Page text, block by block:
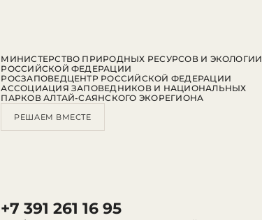
+7 391 261 16 95
МИНИСТЕРСТВО ПРИРОДНЫХ РЕСУРСОВ И ЭКОЛОГИИ
РОССИЙСКОЙ ФЕДЕРАЦИИ
РОСЗАПОВЕДЦЕНТР РОССИЙСКОЙ ФЕДЕРАЦИИ
АССОЦИАЦИЯ ЗАПОВЕДНИКОВ И НАЦИОНАЛЬНЫХ
ПАРКОВ АЛТАЙ-САЯНСКОГО ЭКОРЕГИОНА
РЕШАЕМ ВМЕСТЕ